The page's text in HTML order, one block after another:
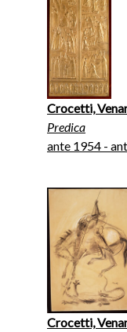
Crocetti,
Predica
ante 1954 -
Crocetti,